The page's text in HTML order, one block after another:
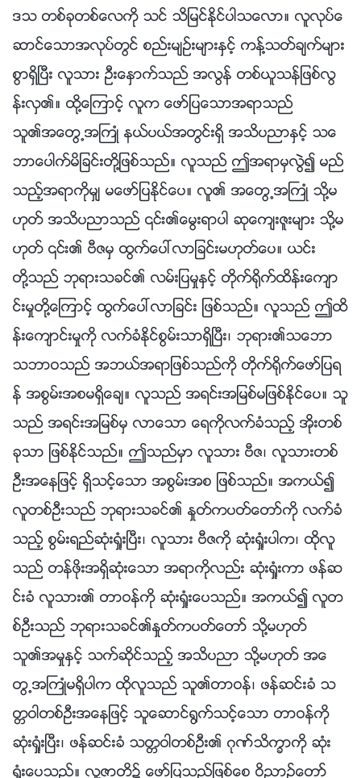
ဒသ တစ္ခုတစ္ေလကို သင္ သိျမင္ႏိုင္ပါသေလာ။ လူလုပ္ေ
ဆာင္ေသာအလုပ္တြင္ စည္းမ်ဥ္းမ်ားႏွင့္ ကန႔္သတ္ခ်က္မ်ား
စြာရွိၿပီး လူသား ဦးေႏွာက္သည္ အလြန္ တစ္ယူသန္ျဖစ္လြ
န္းလွ၏။ ထို႔ေၾကာင့္ လူက ေဖာ္ျပေသာအရာသည္
သူ၏အေတြ႕အႀကဳံ နယ္ပယ္အတြင္းရွိ အသိပညာႏွင့္ သေ
ဘာေပါက္မိျခင္းတို႔ျဖစ္သည္။ လူသည္ ဤအရာမွလြဲ၍ မည္
သည့္အရာကိုမွ် မေဖာ္ျပႏိုင္ေပ။ လူ၏ အေတြ႕အႀကဳံ သို႔မ
ဟုတ္ အသိပညာသည္ ၎၏ေမြးရာပါ ဆုေက်းဇူးမ်ား သို႔မ
ဟုတ္ ၎၏ ဗီဇမွ ထြက္ေပၚလာျခင္းမဟုတ္ေပ။ ယင္း
တို႔သည္ ဘုရားသခင္၏ လမ္းျပမႈႏွင့္ တိုက္႐ိုက္ထိန္းေက်ာ
င္းမႈတို႔ေၾကာင့္ ထြက္ေပၚလာျခင္း ျဖစ္သည္။ လူသည္ ဤထိ
န္းေက်ာင္းမႈကို လက္ခံႏိုင္စြမ္းသာရွိၿပီး၊ ဘုရား၏သေဘာ
သဘာဝသည္ အဘယ္အရာျဖစ္သည္ကို တိုက္႐ိုက္ေဖာ္ျပရ
န္ အစြမ္းအစမရွိေခ်။ လူသည္ အရင္းအျမစ္မျဖစ္ႏိုင္ေပ။ သူ
သည္ အရင္းအျမစ္မွ လာေသာ ေရကိုလက္ခံသည့္ အိုးတစ္
ခုသာ ျဖစ္ႏိုင္သည္။ ဤသည္မွာ လူသား ဗီဇ၊ လူသားတစ္
ဦးအေနျဖင့္ ရွိသင့္ေသာ အစြမ္းအစ ျဖစ္သည္။ အကယ္၍
လူတစ္ဦးသည္ ဘုရားသခင္၏ ႏႈတ္ကပတ္ေတာ္ကို လက္ခံ
သည့္ စြမ္းရည္ဆုံးရႈံးၿပီး၊ လူသား ဗီဇကို ဆုံးရႈံးပါက၊ ထိုလူ
သည္ တန္ဖိုးအရွိဆုံးေသာ အရာကိုလည္း ဆုံးရႈံးကာ ဖန္ဆ
င္းခံ လူသား၏ တာဝန္ကို ဆုံးရႈံးေပသည္။ အကယ္၍ လူတ
စ္ဦးသည္ ဘုရားသခင္၏ႏႈတ္ကပတ္ေတာ္ သို႔မဟုတ္
သူ၏အမႈႏွင့္ သက္ဆိုင္သည့္ အသိပညာ သို႔မဟုတ္ အေ
တြ႕အႀကဳံမရွိပါက ထိုလူသည္ သူ၏တာဝန္၊ ဖန္ဆင္းခံ သ
တၱဝါတစ္ဦးအေနျဖင့္ သူေဆာင္႐ြက္သင့္ေသာ တာဝန္ကို
ဆုံးရႈံးၿပီး၊ ဖန္ဆင္းခံ သတၱဝါတစ္ဦး၏ ဂုဏ္သိကၡာကို ဆုံး
ရႈံးေပသည္။ လူ႔ဇာတိ၌ ေဖာ္ျပသည္ျဖစ္ေစ ဝိညာဥ္ေတာ္